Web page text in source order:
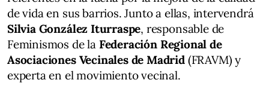
de vida en sus barrios. Junto a ellas, intervendrá
Silvia González Iturraspe, responsable de
Feminismos de la Federación Regional de
Asociaciones Vecinales de Madrid(FRAVM) y
experta en el movimiento vecinal.